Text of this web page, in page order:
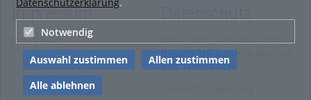
Notwendig
Auswahl zustimmen
Allen zustimmen
Alle ablehnen
Impressum
Impressum
Datenschutzerklärung für
diese ViMP-basierte Website
inkl. Unterseiten